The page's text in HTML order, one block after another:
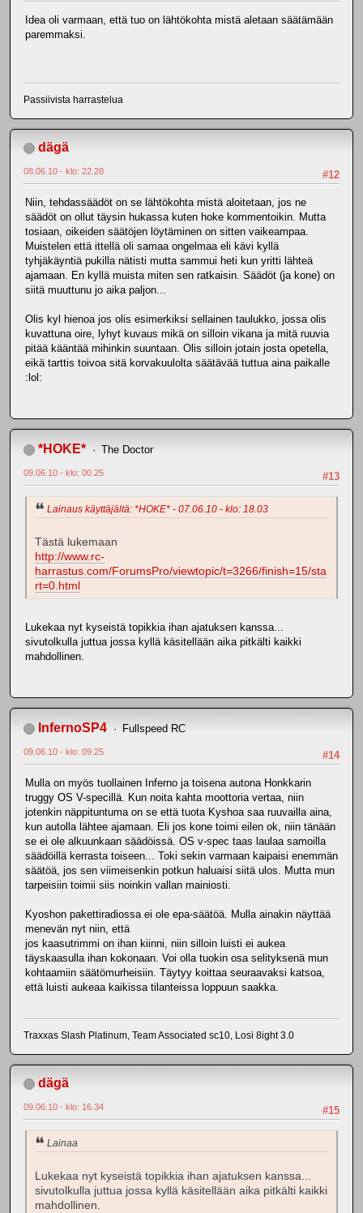
Idea oli varmaan, että tuo on lähtökohta mistä aletaan säätämään
paremmaksi.
Passiivista harrastelua
dägä
#12
08.06.10 - klo: 22.28
Niin, tehdassäädöt on se lähtökohta mistä aloitetaan, jos ne
säädöt on ollut täysin hukassa kuten hoke kommentoikin. Mutta
tosiaan, oikeiden säätöjen löytäminen on sitten vaikeampaa.
Muistelen että ittellä oli samaa ongelmaa eli kävi kyllä
tyhjäkäyntiä pukilla nätisti mutta sammui heti kun yritti lähteä
ajamaan. En kyllä muista miten sen ratkaisin. Säädöt (ja kone) on
siitä muuttunu jo aika paljon...
Olis kyl hienoa jos olis esimerkiksi sellainen taulukko, jossa olis
kuvattuna oire, lyhyt kuvaus mikä on silloin vikana ja mitä ruuvia
pitää kääntää mihinkin suuntaan. Olis silloin jotain josta opetella,
eikä tarttis toivoa sitä korvakuulolta säätävää tuttua aina paikalle
:lol:
*HOKE* The Doctor
#13
09.06.10 - klo: 00.25
Lainaus käyttäjältä: *HOKE* - 07.06.10 - klo: 18.03
Tästä lukemaan
http://www.rc-
harrastus.com/ForumsPro/viewtopic/t=3266/finish=15/sta
rt=0.html
Lukekaa nyt kyseistä topikkia ihan ajatuksen kanssa...
sivutolkulla juttua jossa kyllä käsitellään aika pitkälti kaikki
mahdollinen.
InfernoSP4 Fullspeed RC
#14
09.06.10 - klo: 09.25
Mulla on myös tuollainen Inferno ja toisena autona Honkkarin
truggy OS V-specillä. Kun noita kahta moottoria vertaa, niin
jotenkin näppituntuma on se että tuota Kyshoa saa ruuvailla aina,
kun autolla lähtee ajamaan. Eli jos kone toimi eilen ok, niin tänään
se ei ole alkuunkaan säädöissä. OS v-spec taas laulaa samoilla
säädöillä kerrasta toiseen... Toki sekin varmaan kaipaisi enemmän
säätöä, jos sen viimeisenkin potkun haluaisi siitä ulos. Mutta mun
tarpeisiin toimii siis noinkin vallan mainiosti.
Kyoshon pakettiradiossa ei ole epa-säätöä. Mulla ainakin näyttää
menevän nyt niin, että
jos kaasutrimmi on ihan kiinni, niin silloin luisti ei aukea
täyskaasulla ihan kokonaan. Voi olla tuokin osa selityksenä mun
kohtaamiin säätömurheisiin. Täytyy koittaa seuraavaksi katsoa,
että luisti aukeaa kaikissa tilanteissa loppuun saakka.
Traxxas Slash Platinum, Team Associated sc10, Losi 8ight 3.0
dägä
#15
09.06.10 - klo: 16.34
Lainaa
Lukekaa nyt kyseistä topikkia ihan ajatuksen kanssa...
sivutolkulla juttua jossa kyllä käsitellään aika pitkälti kaikki
mahdollinen.